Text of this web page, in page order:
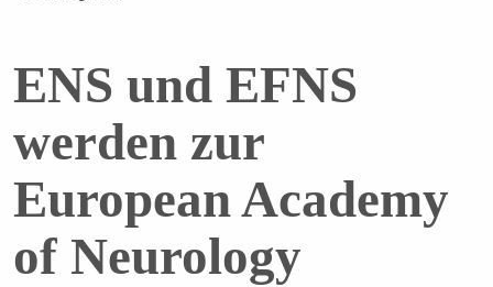
ENS und EFNS
werden zur
European Academy
of Neurology